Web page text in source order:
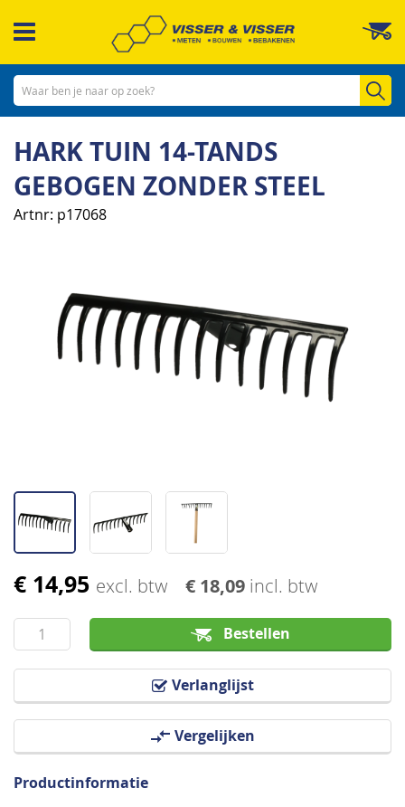
naar
inhoud
HARK TUIN 14-TANDS
GEBOGEN ZONDER STEEL
Artnr p17068
€ 14,95 excl. btw € 18,09 incl. btw
Bestellen
Verlanglijst
Vergelijken
Ga
het
begin
van
Productinformatie